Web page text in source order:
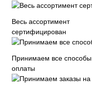
Весь ассортимент
сертифицирован
Принимаем все способы
оплаты